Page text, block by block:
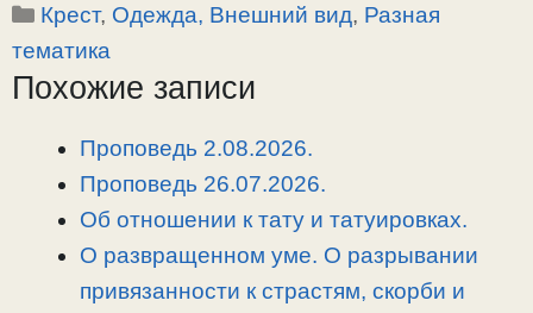
L
i
n
r
a
b
o
а
и
ь
Рубрики
Крест, Одежда, Внешний вид, Разная
тематика
Похожие записи
Проповедь 2.08.2026.
Проповедь 26.07.2026.
Об отношении к тату и татуировках.
О развращенном уме. О разрывании
привязанности к страстям, скорби и